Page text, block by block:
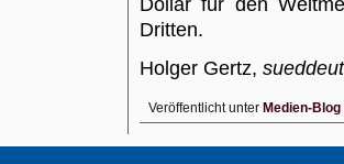
Dollar für den
Dritten.
Holger Gertz,
Veröffentlicht unter Medien-Blog